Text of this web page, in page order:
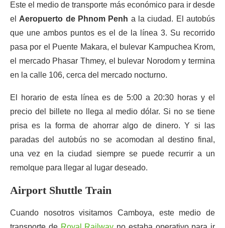
Este el medio de transporte más económico para ir desde
el Aeropuerto de Phnom Penh a la ciudad. El autobús
que une ambos puntos es el de la línea 3. Su recorrido
pasa por el Puente Makara, el bulevar Kampuchea Krom,
el mercado Phasar Thmey, el bulevar Norodom y termina
en la calle 106, cerca del mercado nocturno.
El horario de esta línea es de 5:00 a 20:30 horas y el
precio del billete no llega al medio dólar. Si no se tiene
prisa es la forma de ahorrar algo de dinero. Y si las
paradas del autobús no se acomodan al destino final,
una vez en la ciudad siempre se puede recurrir a un
remolque para llegar al lugar deseado.
Airport Shuttle Train
Cuando nosotros visitamos Camboya, este medio de